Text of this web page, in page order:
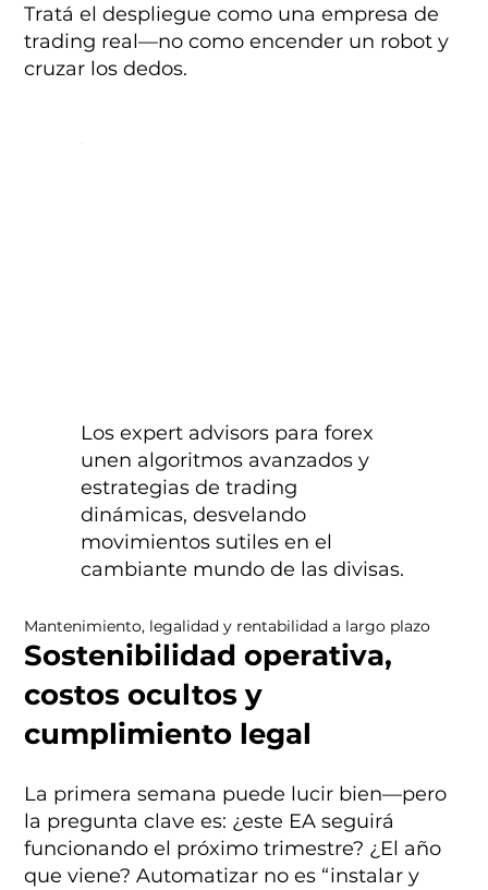
Mantenimiento, legalidad y rentabilidad a largo plazo
Sostenibilidad operativa,
costos ocultos y
cumplimiento legal
La primera semana puede lucir bien—pero
la pregunta clave es: ¿este EA seguirá
funcionando el próximo trimestre? ¿El año
que viene? Automatizar no es “instalar y
Los expert advisors para forex
unen algoritmos avanzados y
estrategias de trading
dinámicas, desvelando
movimientos sutiles en el
cambiante mundo de las divisas.
Tratá el despliegue como una empresa de
trading real—no como encender un robot y
cruzar los dedos.